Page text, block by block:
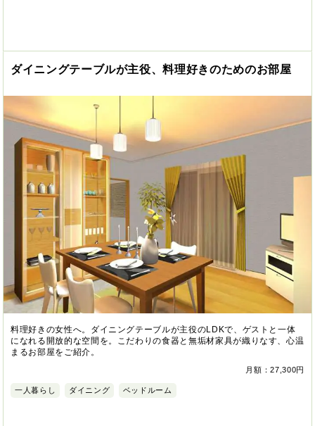
ダイニングテーブルが主役、料理好きのためのお部屋
料理好きの女性へ。ダイニングテーブルが主役のLDKで、ゲストと一体
になれる開放的な空間を。こだわりの食器と無垢材家具が織りなす、心温
まるお部屋をご紹介。
月額：27,300円
一人暮らし ダイニング ベッドルーム